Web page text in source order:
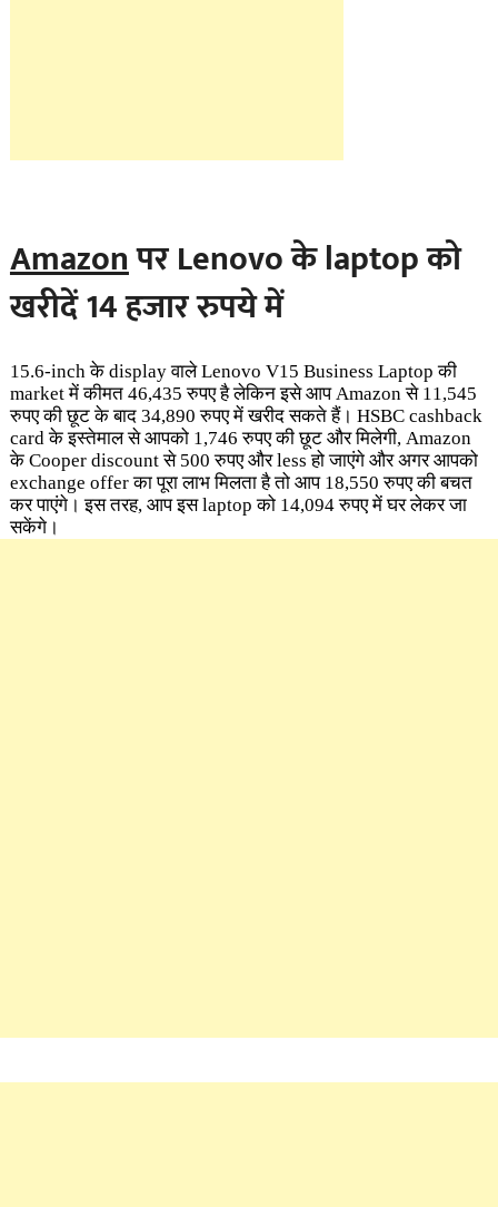
AmazonपरLenovo के laptop को
खरीदें 14 हजार रुपये में
15.6-inch के display वाले Lenovo V15 Business Laptop की
market में कीमत 46,435 रुपए है लेकिन इसे आप Amazon से 11,545
रुपए की छूट के बाद 34,890 रुपए में खरीद सकते हैं। HSBC cashback
card के इस्तेमाल से आपको 1,746 रुपए की छूट और मिलेगी, Amazon
के Cooper discount से 500 रुपए और less हो जाएंगे और अगर आपको
exchange offer का पूरा लाभ मिलता है तो आप 18,550 रुपए की बचत
कर पाएंगे। इस तरह, आप इस laptop को 14,094 रुपए में घर लेकर जा
सकेंगे।